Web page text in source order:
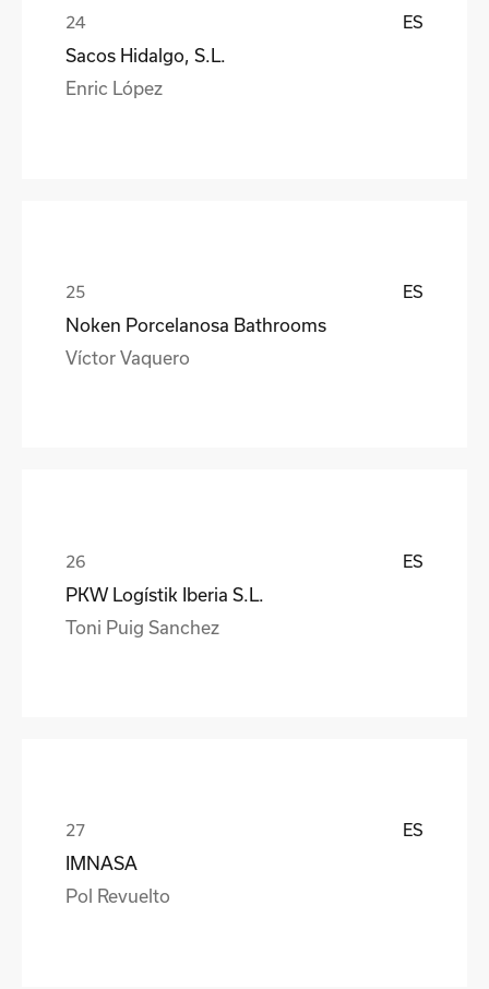
ES
Sacos Hidalgo, S.L.
Enric López
ES
Noken Porcelanosa Bathrooms
Víctor Vaquero
ES
PKW Logístik Iberia S.L.
Toni Puig Sanchez
ES
IMNASA
Pol Revuelto